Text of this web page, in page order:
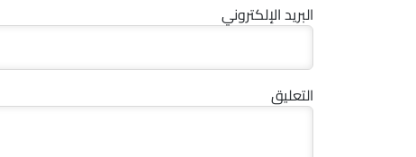
البريد الإلكتروني
التعليق